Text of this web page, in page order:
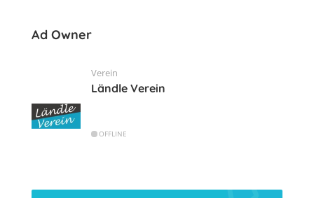
Ad Owner
Verein
Ländle Verein
OFFLINE